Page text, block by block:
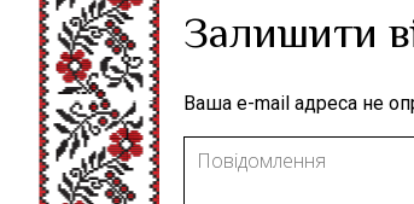
Залишити
Ваша e-mail адреса не